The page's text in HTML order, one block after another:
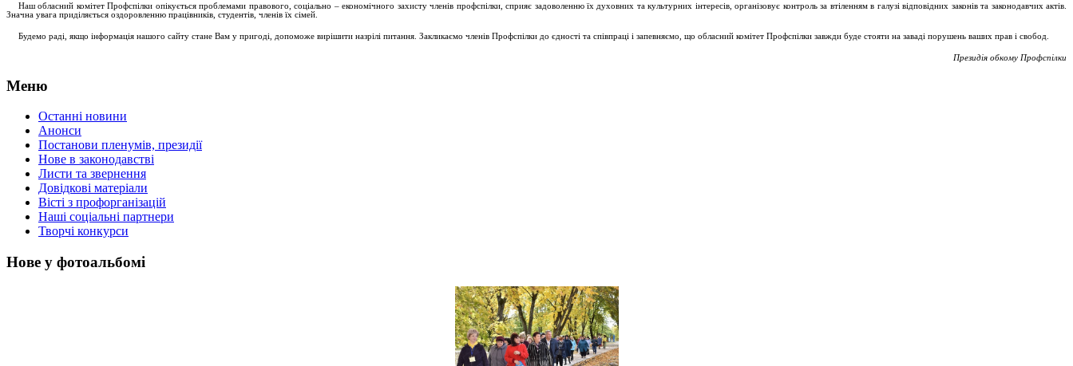
Наш обласний комітет Профспілки опікується проблемами правового, соціально – економічного захисту членів профспілки, сприяє задоволенню їх духовних та культурних інтересів, організовує контроль за втіленням в галузі відповідних законів та законодавчих актів.
Значна увага приділяється оздоровленню працівників, студентів, членів їх сімей.
Будемо раді, якщо інформація нашого сайту стане Вам у пригоді, допоможе вирішити назрілі питання. Закликаємо членів Профспілки до єдності та співпраці і запевняємо, що обласний комітет Профспілки завжди буде стояти на заваді порушень ваших прав і свобод.
Президія обкому Профспілки
Меню
Останні новини
Анонси
Постанови пленумів, президії
Нове в законодавстві
Листи та звернення
Довідкові матеріали
Вісті з профорганізацій
Наші соціальні партнери
Творчі конкурси
Нове у фотоальбомі